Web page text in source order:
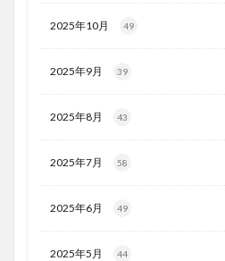
2025年10月 49
2025年9月 39
2025年8月 43
2025年7月 58
2025年6月 49
2025年5月 44